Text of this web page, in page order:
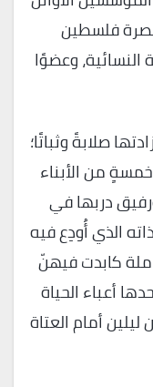
فلسطين
وعضوًا
صلابةً وثباتًا؛
من الأبناء
دربها في
الذي أُودِع فيه
كابدت فيهنّ
أعباء الحياة
أمام العتاة